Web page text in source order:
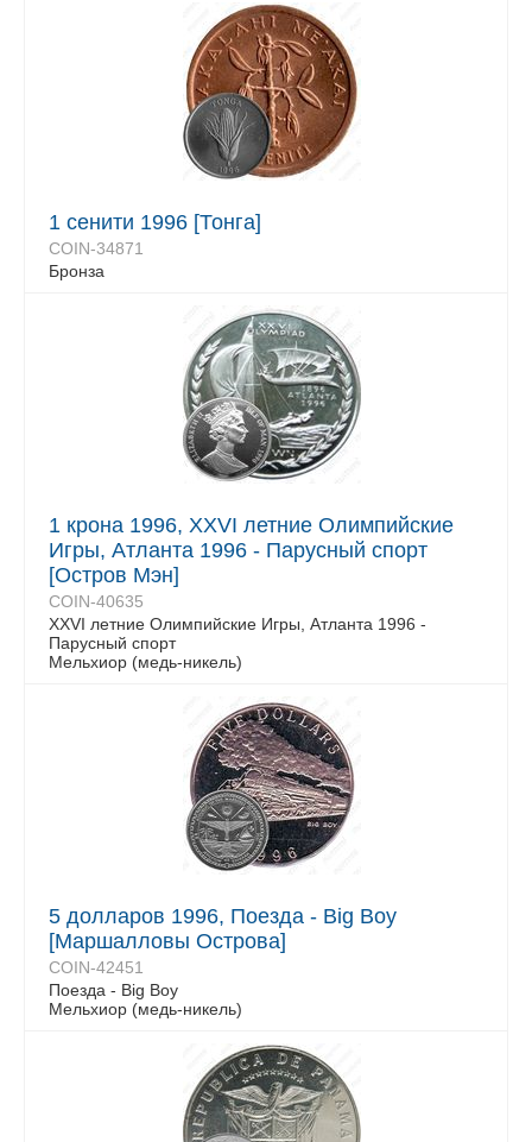
1 сенити 1996 [Тонга]
COIN-34871
Бронза
1 крона 1996, XXVI летние Олимпийские
Игры, Атланта 1996 - Парусный спорт
[Остров Мэн]
COIN-40635
XXVI летние Олимпийские Игры, Атланта 1996 -
Парусный спорт
Мельхиор (медь-никель)
5 долларов 1996, Поезда - Big Boy
[Маршалловы Острова]
COIN-42451
Поезда - Big Boy
Мельхиор (медь-никель)